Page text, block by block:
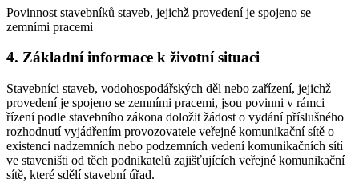
Povinnost stavebníků staveb, jejichž provedení je spojeno se
zemními pracemi
4. Základní informace k životní situaci
Stavebníci staveb, vodohospodářských děl nebo zařízení, jejichž
provedení je spojeno se zemními pracemi, jsou povinni v rámci
řízení podle stavebního zákona doložit žádost o vydání příslušného
rozhodnutí vyjádřením provozovatele veřejné komunikační sítě o
existenci nadzemních nebo podzemních vedení komunikačních sítí
ve staveništi od těch podnikatelů zajišťujících veřejné komunikační
sítě, které sdělí stavební úřad.